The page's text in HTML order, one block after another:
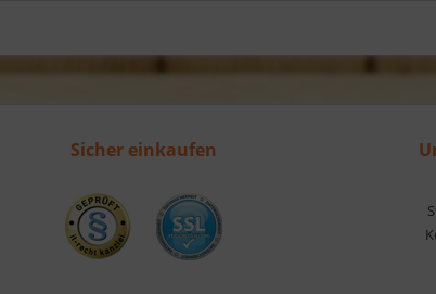
Sicher einkaufen